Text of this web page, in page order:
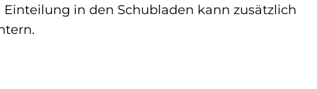
in den Schubladen kann zusätzlich